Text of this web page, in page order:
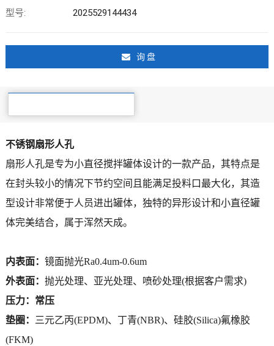
型号: 2025529144434
询 盘
不锈钢扇形人孔
扇形人孔是专为小直径搅拌罐体设计的一款产品，其特点是
在封头较小的情况下节约空间且能满足投料口最大化，其造
型设计非常便于人员进出罐体，独特的异形设计和小直径罐
体完美结合，属于浑然天成。
内表面： 镜面抛光Ra0.4um-0.6um
外表面： 抛光处理、亚光处理、喷砂处理(根据客户需求)
压力：常压
垫圈：
三元乙丙(EPDM)、 丁青(NBR)、 硅胶(Silica)氟橡胶
(FKM)